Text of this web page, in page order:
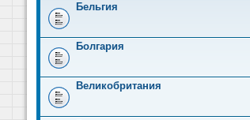
Бельгия
Болгария
Великобритания